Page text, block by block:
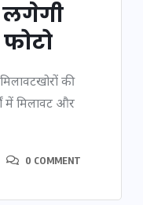
लगेगी
की
में मिलावट और
0 COMMENT